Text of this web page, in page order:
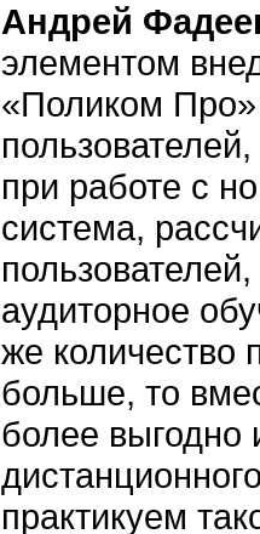
Андрей
элементом
«Поликом Про»
при работе с
система,
аудиторное
же количество
больше, то
более выгодно
практикуем